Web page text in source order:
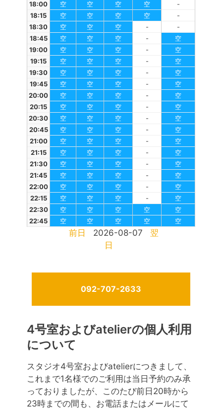
18:00
空 空 空 空
-
18:15
空 空 空 空
-
18:30
空 空 空 -
-
18:45
空 空 空 -
空
19:00
空 空 空 -
空
19:15
空 空 空 -
空
19:30
空 空 空 -
空
19:45
空 空 空 -
空
20:00
空 空 空 -
空
20:15
空 空 空 -
空
20:30
空 空 空 -
空
20:45
空 空 空 -
空
21:00
空 空 空 -
空
21:15
空 空 空 -
空
21:30
空 空 空 -
空
21:45
空 空 空 -
空
22:00
空 空 空 -
空
22:15
空 空 空 -
空
22:30
空 空 空 空
空
22:45
空 空 空 空 空
前日 2026-08-07
翌
日
092-707-2633
4号室およびatelierの個人利用
について
スタジオ4号室およびatelierにつきまして、
これまで1名様でのご利用は当日予約のみ承
っておりましたが、このたび前日20時から
23時までの間も、お電話またはメールにて